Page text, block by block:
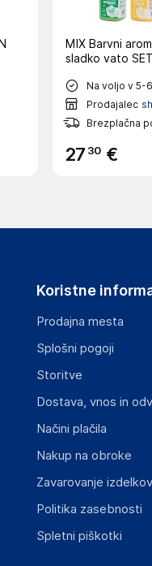
MIX Barvni
sladko vato
Na voljo v 5-
Prodajalec
Brezplačna
27 30 €
Koristne
Prodajna mesta
Splošni pogoji
Storitve
Dostava, vnos in
Načini plačila
Nakup na obroke
Zavarovanje izdelkov
Politika zasebnosti
Spletni piškotki